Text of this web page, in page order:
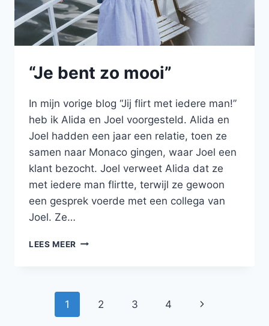
“Je bent zo mooi”
In mijn vorige blog “Jij flirt met iedere man!”
heb ik Alida en Joel voorgesteld. Alida en
Joel hadden een jaar een relatie, toen ze
samen naar Monaco gingen, waar Joel een
klant bezocht. Joel verweet Alida dat ze
met iedere man flirtte, terwijl ze gewoon
een gesprek voerde met een collega van
Joel. Ze…
LEES MEER “JE
Paginanavigatie
1 2 3 4
Volgende